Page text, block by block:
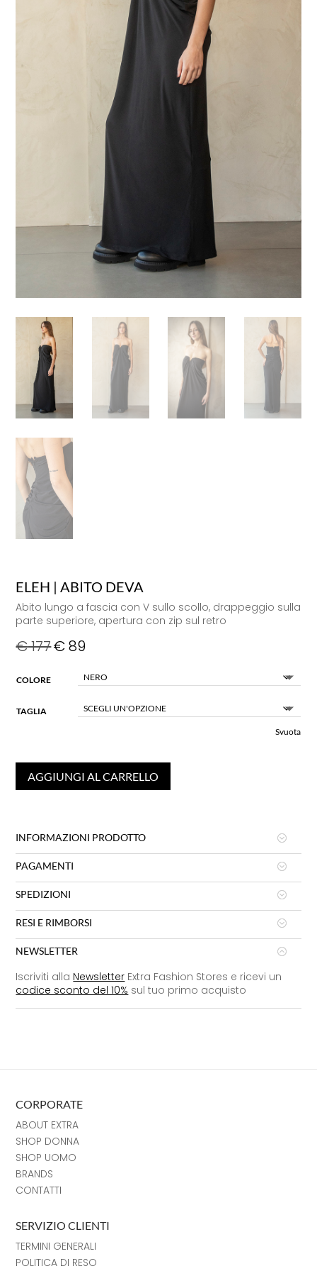
ELEH | ABITO DEVA
Abito lungo a fascia con V sullo scollo, drappeggio sulla
parte superiore, apertura con zip sul retro
€177€89
COLORE
TAGLIA
Svuota
AGGIUNGI AL CARRELLO
INFORMAZIONI PRODOTTO
PAGAMENTI
SPEDIZIONI
RESI E RIMBORSI
NEWSLETTER
Iscriviti alla Newsletter Extra Fashion Stores e ricevi un
codice sconto del 10% sul tuo primo acquisto
CORPORATE
ABOUT EXTRA
SHOP DONNA
SHOP UOMO
BRANDS
CONTATTI
SERVIZIO CLIENTI
TERMINI GENERALI
POLITICA DI RESO